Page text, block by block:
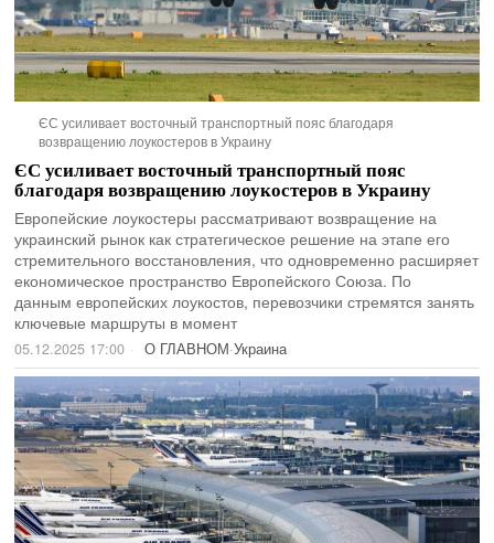
ЄС усиливает восточный транспортный пояс благодаря
возвращению лоукостеров в Украину
ЄС усиливает восточный транспортный пояс
благодаря возвращению лоукостеров в Украину
Европейские лоукостеры рассматривают возвращение на
украинский рынок как стратегическое решение на этапе его
стремительного восстановления, что одновременно расширяет
економическое пространство Европейского Союза. По
данным европейских лоукостов, перевозчики стремятся занять
ключевые маршруты в момент
05.12.2025 17:00 О ГЛАВНОМ·Украина